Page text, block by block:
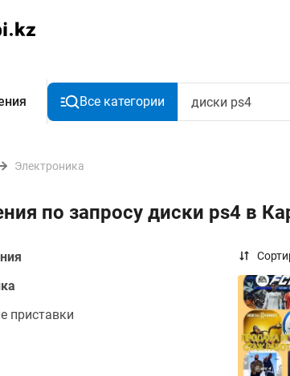
Все категории
Электроника
по запросу диски ps4 в
приставки